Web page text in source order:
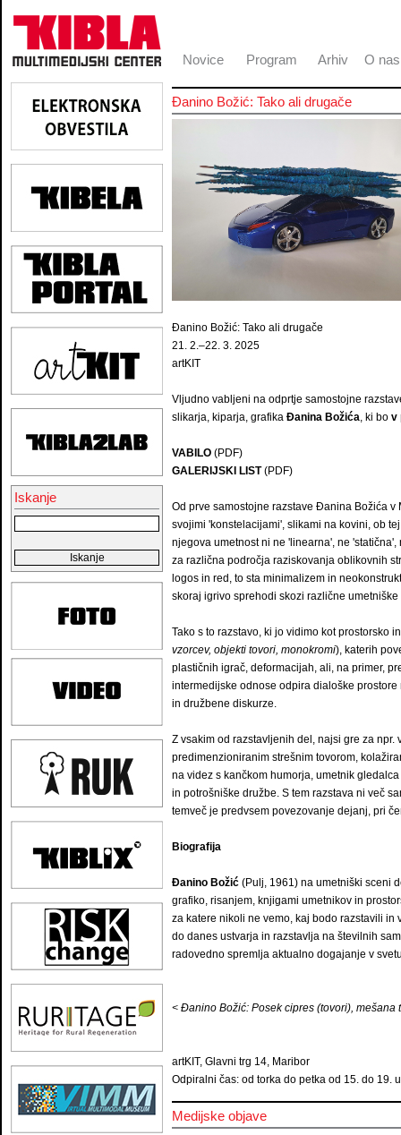
Novice Program Arhiv O nas
Iskanje
Đanino Božić: Tako ali drugače
Đanino Božić: Tako ali drugače
21. 2.–22. 3. 2025
artKIT
Vljudno vabljeni na odprtje samostojne
slikarja, kiparja, grafika Đanina Božića, ki bo v
VABILO (PDF)
GALERIJSKI LIST(PDF)
Od prve samostojne razstave Đanina Božića v
svojimi 'konstelacijami', slikami na kovini, ob
njegova umetnost ni ne 'linearna', ne
za različna področja raziskovanja oblikovnih
logos in red, to sta minimalizem in
skoraj igrivo sprehodi skozi različne umetniške
Tako s to razstavo, ki jo vidimo kot prostorsko
vzorcev, objekti tovori, monokromi), katerih
plastičnih igrač, deformacijah, ali, na primer,
intermedijske odnose odpira dialoške
in družbene diskurze.
Z vsakim od razstavljenih del, najsi gre za
predimenzioniranim strešnim tovorom,
na videz s kančkom humorja, umetnik
in potrošniške družbe. S tem razstava ni več
temveč je predvsem povezovanje dejanj, pri
Biografija
Đanino Božić (Pulj, 1961) na umetniški sceni
grafiko, risanjem, knjigami umetnikov in
za katere nikoli ne vemo, kaj bodo razstavili in
do danes ustvarja in razstavlja na številnih
radovedno spremlja aktualno dogajanje v
< Đanino Božić: Posek cipres (tovori),
artKIT, Glavni trg 14, Maribor
Odpiralni čas: od torka do petka od 15. do 19.
Medijske objave